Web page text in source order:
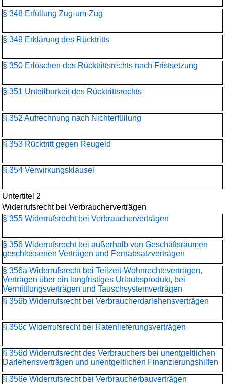
§ 348 Erfüllung Zug-um-Zug
§ 349 Erklärung des Rücktritts
§ 350 Erlöschen des Rücktrittsrechts nach Fristsetzung
§ 351 Unteilbarkeit des Rücktrittsrechts
§ 352 Aufrechnung nach Nichterfüllung
§ 353 Rücktritt gegen Reugeld
§ 354 Verwirkungsklausel
Untertitel 2
Widerrufsrecht bei Verbraucherverträgen
§ 355 Widerrufsrecht bei Verbraucherverträgen
§ 356 Widerrufsrecht bei außerhalb von Geschäftsräumen
geschlossenen Verträgen und Fernabsatzverträgen
§ 356a Widerrufsrecht bei Teilzeit-Wohnrechteverträgen,
Verträgen über ein langfristiges Urlaubsprodukt, bei
Vermittlungsverträgen und Tauschsystemverträgen
§ 356b Widerrufsrecht bei Verbraucherdarlehensverträgen
§ 356c Widerrufsrecht bei Ratenlieferungsverträgen
§ 356d Widerrufsrecht des Verbrauchers bei unentgeltlichen
Darlehensverträgen und unentgeltlichen Finanzierungshilfen
§ 356e Widerrufsrecht bei Verbraucherbauverträgen